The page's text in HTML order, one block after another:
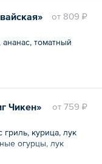
oт 809 ₽
томатный
oт 759 ₽
Чикен»
курица, лук
огурцы, лук